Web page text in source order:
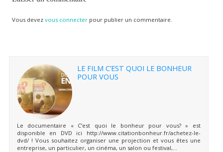
Vous devez vous connecterpour publier un commentaire.
LE FILM C’EST QUOI LE BONHEUR
POUR VOUS
Le documentaire « C’est quoi le bonheur pour vous? » est
disponible en DVD ici http://www.citationbonheur.fr/achetez-le-
dvd/ ! Vous souhaitez organiser une projection et vous êtes une
entreprise, un particulier, un cinéma, un salon ou festival,...